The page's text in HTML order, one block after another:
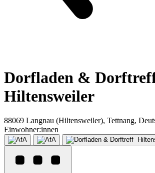
Dorfladen &
Hiltensweiler
88069 Langnau (Hiltensweiler), Tettnang,
Einwohner:innen